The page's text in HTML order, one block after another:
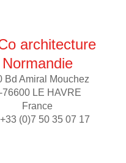
architecture
Normandie
Bd Amiral Mouchez
76600 LE HAVRE
France
(0)7 50 35 07 17